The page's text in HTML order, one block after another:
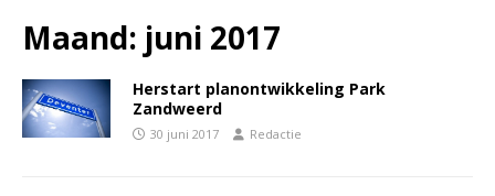
Maand: juni 2017
Herstart planontwikkeling Park
Zandweerd
30 juni 2017 Redactie